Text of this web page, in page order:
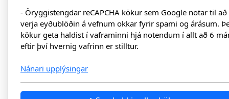
- Öryggistengdar reCAPCHA kökur sem Google notar til að
verja eyðublöðin á vefnum okkar fyrir spami og árásum.
kökur geta haldist í vaframinni hjá notendum í allt að 6
eftir því hvernig vafrinn er stilltur.
Nánari upplýsingar